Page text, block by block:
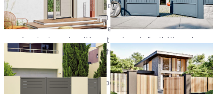
Un portail d'entrée agit comme protection : il complète les
murs de clôture de l'habitation et protège votre maison des
regards indiscrets. Une clôture et/ou un portail
représentent aussi un élément majeur de l'esthétique de
votre résidence, tout en lui offrant une sécurité plus
importante.
Les avantages principaux du portail :